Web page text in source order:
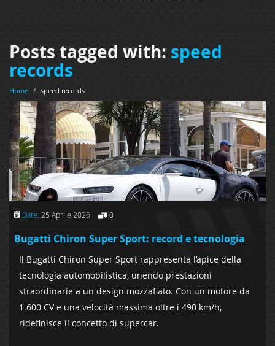
Posts tagged with: speed
records
Home / speed records
Date: 25 Aprile 2026 0
Bugatti Chiron Super Sport: record e tecnologia
Il Bugatti Chiron Super Sport rappresenta l’apice della
tecnologia automobilistica, unendo prestazioni
straordinarie a un design mozzafiato. Con un motore da
1.600 CV e una velocità massima oltre i 490 km/h,
ridefinisce il concetto di supercar.